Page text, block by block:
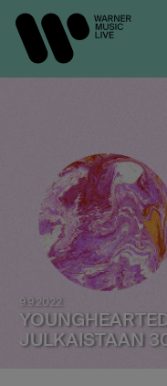
9.9.2022
JULKAISTAAN